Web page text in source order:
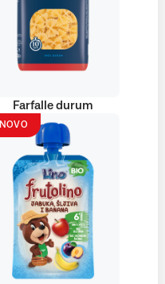
Farfalle durum
NOVO